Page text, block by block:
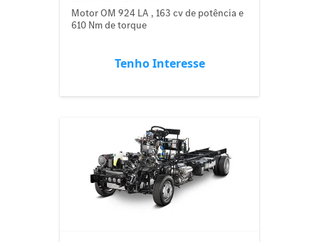
Motor OM 924 LA , 163 cv de potência e
610 Nm de torque
Tenho Interesse